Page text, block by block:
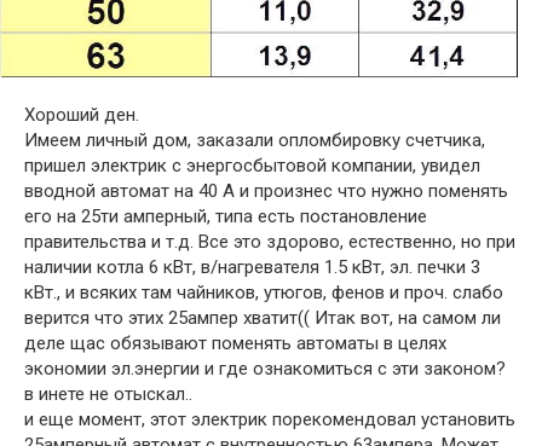
Хороший ден.
Имеем личный дом, заказали опломбировку счетчика,
пришел электрик с энергосбытовой компании, увидел
вводной автомат на 40 А и произнес что нужно поменять
его на 25ти амперный, типа есть постановление
правительства и т.д. Все это здорово, естественно, но при
наличии котла 6 кВт, в/нагревателя 1.5 кВт, эл. печки 3
кВт., и всяких там чайников, утюгов, фенов и проч. слабо
верится что этих 25ампер хватит(( Итак вот, на самом ли
деле щас обязывают поменять автоматы в целях
экономии эл.энергии и где ознакомиться с эти законом?
в инете не отыскал..
и еще момент, этот электрик порекомендовал установить